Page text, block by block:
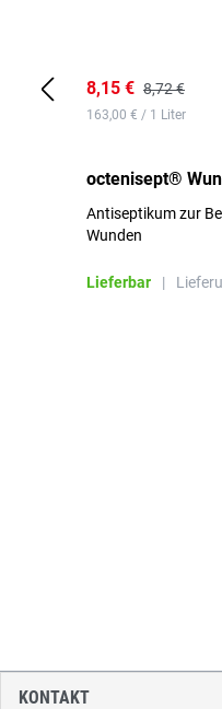
8,15 € 8,72 €
163,00 € / 1 Liter
octenisept®
Antiseptikum zur
Wunden
Lieferbar |
KONTAKT